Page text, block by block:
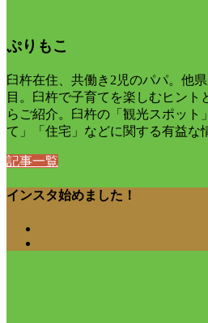
ぷりもこ
臼杵在住、共働き2児のパパ。他
目。臼杵で子育てを楽しむヒント
らご紹介。臼杵の「観光スポット
て」「住宅」などに関する有益な
記事一覧
インスタ始めました！